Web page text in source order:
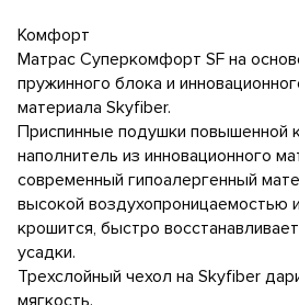
Комфорт
Матрас Суперкомфорт SF на
пружинного блока и
материала Skyfiber.
Приспинные подушки повышенной
наполнитель из инновационного
современный гипоалергенный
высокой воздухопроницаемостью
крошится, быстро
усадки.
Трехслойный чехол на Skyfiber